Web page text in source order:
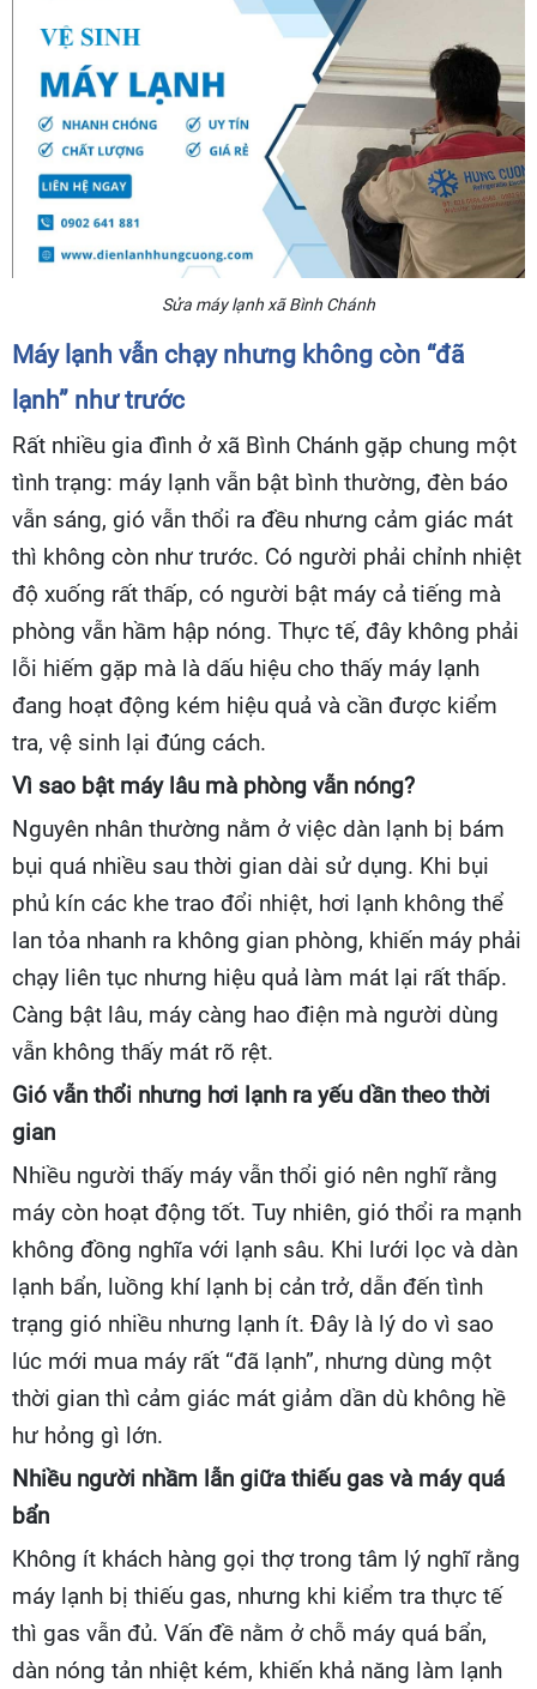
Sửa máy lạnh xã Bình Chánh
Máy lạnh vẫn chạy nhưng không còn “đã
lạnh” như trước
Rất nhiều gia đình ở xã Bình Chánh gặp chung một
tình trạng: máy lạnh vẫn bật bình thường, đèn báo
vẫn sáng, gió vẫn thổi ra đều nhưng cảm giác mát
thì không còn như trước. Có người phải chỉnh nhiệt
độ xuống rất thấp, có người bật máy cả tiếng mà
phòng vẫn hầm hập nóng. Thực tế, đây không phải
lỗi hiếm gặp mà là dấu hiệu cho thấy máy lạnh
đang hoạt động kém hiệu quả và cần được kiểm
tra, vệ sinh lại đúng cách.
Vì sao bật máy lâu mà phòng vẫn nóng?
Nguyên nhân thường nằm ở việc dàn lạnh bị bám
bụi quá nhiều sau thời gian dài sử dụng. Khi bụi
phủ kín các khe trao đổi nhiệt, hơi lạnh không thể
lan tỏa nhanh ra không gian phòng, khiến máy phải
chạy liên tục nhưng hiệu quả làm mát lại rất thấp.
Càng bật lâu, máy càng hao điện mà người dùng
vẫn không thấy mát rõ rệt.
Gió vẫn thổi nhưng hơi lạnh ra yếu dần theo thời
gian
Nhiều người thấy máy vẫn thổi gió nên nghĩ rằng
máy còn hoạt động tốt. Tuy nhiên, gió thổi ra mạnh
không đồng nghĩa với lạnh sâu. Khi lưới lọc và dàn
lạnh bẩn, luồng khí lạnh bị cản trở, dẫn đến tình
trạng gió nhiều nhưng lạnh ít. Đây là lý do vì sao
lúc mới mua máy rất “đã lạnh”, nhưng dùng một
thời gian thì cảm giác mát giảm dần dù không hề
hư hỏng gì lớn.
Nhiều người nhầm lẫn giữa thiếu gas và máy quá
bẩn
Không ít khách hàng gọi thợ trong tâm lý nghĩ rằng
máy lạnh bị thiếu gas, nhưng khi kiểm tra thực tế
thì gas vẫn đủ. Vấn đề nằm ở chỗ máy quá bẩn,
dàn nóng tản nhiệt kém, khiến khả năng làm lạnh